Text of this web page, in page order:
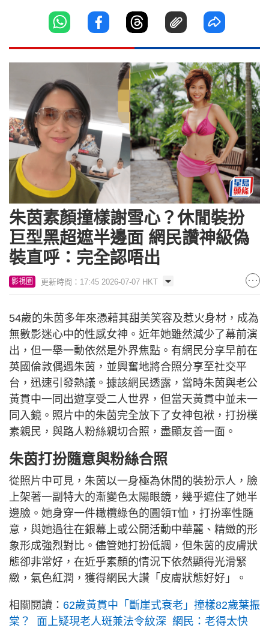
朱茵素顏撞樣謝雪心？休閒裝扮
巨型黑超遮半邊面 網民讚神級偽
裝直呼：完全認唔出
影視圈 更新時間：17:45 2026-07-07 HKT
54歲的朱茵多年來憑藉其甜美笑容及惹火身材，成為
無數影迷心中的性感女神。近年她雖然減少了幕前演
出，但一舉一動依然是外界焦點。有網民分享早前在
英國倫敦偶遇朱茵，並興奮地將合照分享至社交平
台，迅速引發熱議。據該網民透露，當時朱茵與老公
黃貫中一同出遊享受二人世界，但當天黃貫中並未一
同入鏡。照片中的朱茵完全放下了女神包袱，打扮樸
素親民，與路人粉絲親切合照，盡顯友善一面。
朱茵打扮隨意與粉絲合照
從照片中可見，朱茵以一身極為休閒的裝扮示人，臉
上架著一副特大的漸變色太陽眼鏡，幾乎遮住了她半
邊臉。她身穿一件橄欖綠色的圓領T恤，打扮率性隨
意，與她過往在銀幕上或公開活動中華麗、精緻的形
象形成強烈對比。儘管她打扮低調，但朱茵的皮膚狀
態卻非常好，在近乎素顏的情況下依然顯得光滑緊
緻，氣色紅潤，獲得網民大讚「皮膚狀態好好」。
相關閱讀： 62歲黃貫中「斷崖式衰老」撞樣82歲葉振
棠？ 面上疑現老人斑兼法令紋深 網民：老得太快